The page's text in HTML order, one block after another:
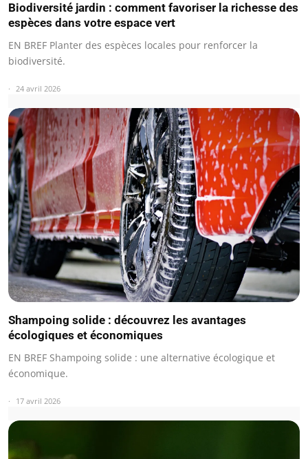
Biodiversité jardin : comment favoriser la richesse des
espèces dans votre espace vert
EN BREF Planter des espèces locales pour renforcer la
biodiversité.
24 avril 2026
Shampoing solide : découvrez les avantages
écologiques et économiques
EN BREF Shampoing solide : une alternative écologique et
économique.
17 avril 2026